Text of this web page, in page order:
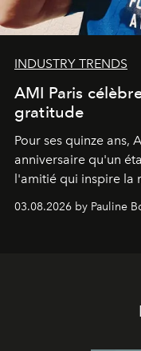
INDUSTRY TRENDS
AMI Paris
gratitude
Pour ses quinze ans,
anniversaire qu'un
l'amitié qui inspire la
03.08.2026 by Pauline